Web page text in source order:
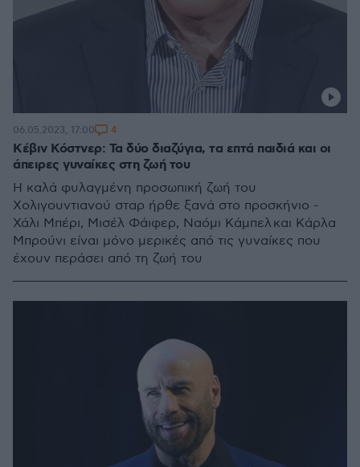
Κέβιν Κόστνερ: Τα δύο διαζύγια, τα επτά παιδιά και οι
άπειρες γυναίκες στη ζωή του
Η καλά φυλαγμένη προσωπική ζωή του
Xολιγουντιανού σταρ ήρθε ξανά στο προσκήνιο -
Χάλι Μπέρι, Μισέλ Φάιφερ, Ναόμι Κάμπελ και Κάρλα
Μπρούνι είναι μόνο μερικές από τις γυναίκες που
έχουν περάσει από τη ζωή του
06.05.2023, 17:00 4